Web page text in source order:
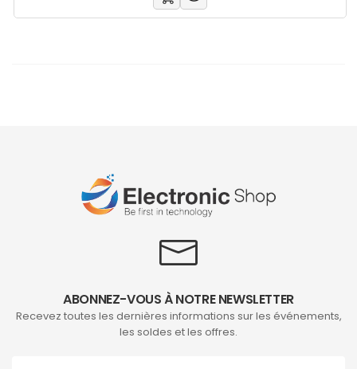
ABONNEZ-VOUS À NOTRE NEWSLETTER
Recevez toutes les dernières informations sur les événements,
les soldes et les offres.